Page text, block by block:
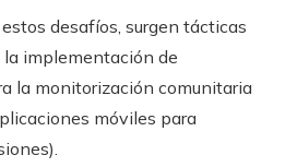
desafíos, surgen tácticas
implementación de
la monitorización comunitaria
móviles para